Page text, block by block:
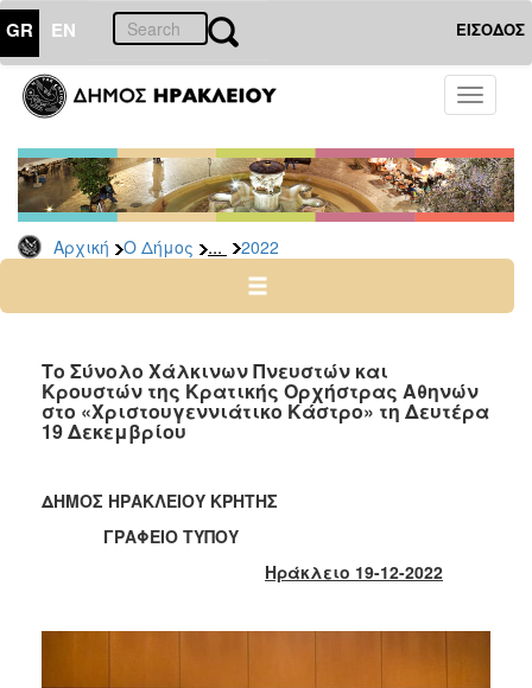
GR EN ΕΙΣΟΔΟΣ
Toggle
Αρχική Ο Δήμος ... 2022
ΔΗΜΟΣ
Δελτία
Τύπου
Αρχείο
2026
2024
2022
2021
2019
2018
Το Σύνολο Χάλκινων Πνευστών και
Κρουστών της Κρατικής Ορχήστρας Αθηνών
στο «Χριστουγεννιάτικο Κάστρο» τη Δευτέρα
19 Δεκεμβρίου
ΔΗΜΟΣ ΗΡΑΚΛΕΙΟΥ ΚΡΗΤΗΣ
ΓΡΑΦΕΙΟ ΤΥΠΟΥ
Ηράκλειο 19-12-2022